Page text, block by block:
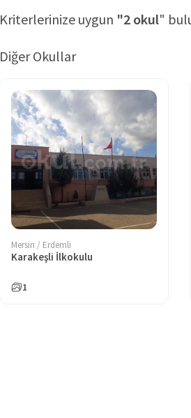
Kriterlerinize uygun "2 okul"
Diğer Okullar
Mersin / Erdemli
Karakeşli İlkokulu
1